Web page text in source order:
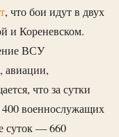
, что бои идут в двух
и Кореневском.
ВСУ
авиации,
что за сутки
400 военнослужащих
суток — 660